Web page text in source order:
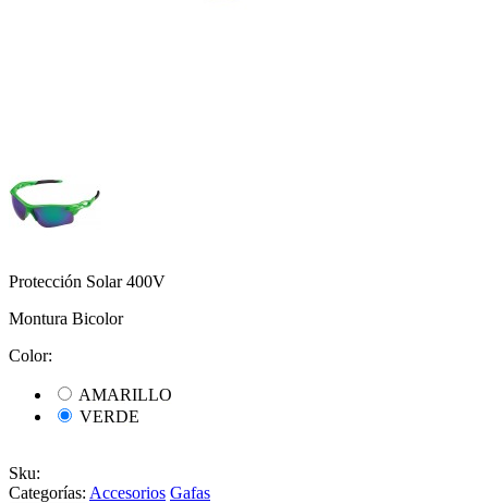
Protección Solar 400V
Montura Bicolor
Color:
AMARILLO
VERDE
Sku:
Categorías: Accesorios Gafas